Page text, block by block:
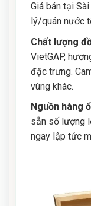
Giá bán tại
lý/quán nước
Chất lượng
VietGAP,
đặc trưng.
vùng khác.
Nguồn hàng
sẵn số lượng
ngay lập tức